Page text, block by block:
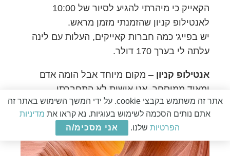
הקאייק כי מיהרתי להגיע לסיור של 10:00
לאנטילופ קניון שהזמנתי מזמן מראש.
יש בפייג' כמה חברות קאייקים, העלות עם לינה
עלתה לי בערך 170 דולר.
אנטילופ קניון – מקום מיוחד אבל הומה אדם
ומאוד ממוסחר, אני אישית לא התחברתי
לקונספט.
אתר זה משתמש בקבצי cookie. על ידי המשך השימוש באתר זה
אתם נותים הסכמה לשימוש בעוגיות. נא קראו את מדיניות
הפרטיות שלנו. אני מסכימ/ה